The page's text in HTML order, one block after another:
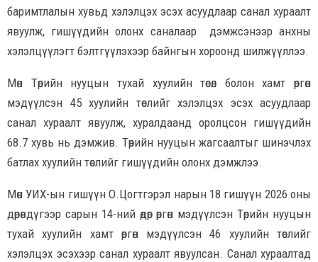
баримтлалын хувьд хэлэлцэх эсэх асуудлаар санал хураалт
явуулж, гишүүдийн олонх саналаар дэмжсэнээр анхны
хэлэлцүүлэгт бэлтгүүлэхээр байнгын хороонд шилжүүллээ.
Мөн Төрийн нууцын тухай хуулийн төсөл болон хамт өргөн
мэдүүлсэн 45 хуулийн төслийг хэлэлцэх эсэх асуудлаар
санал хураалт явуулж, хуралдаанд оролцсон гишүүдийн
68.7 хувь нь дэмжив. Төрийн нууцын жагсаалтыг шинэчлэх
батлах хуулийн төслийг гишүүдийн олонх дэмжлээ.
Мөн УИХ-ын гишүүн О.Цогтгэрэл нарын 18 гишүүн 2026 оны
дөрөвдүгээр сарын 14-ний өдөр өргөн мэдүүлсэн Төрийн нууцын
тухай хуулийн хамт өргөн мэдүүлсэн 46 хуулийн төслийг
хэлэлцэх эсэхээр санал хураалт явуулсан. Санал хураалтад